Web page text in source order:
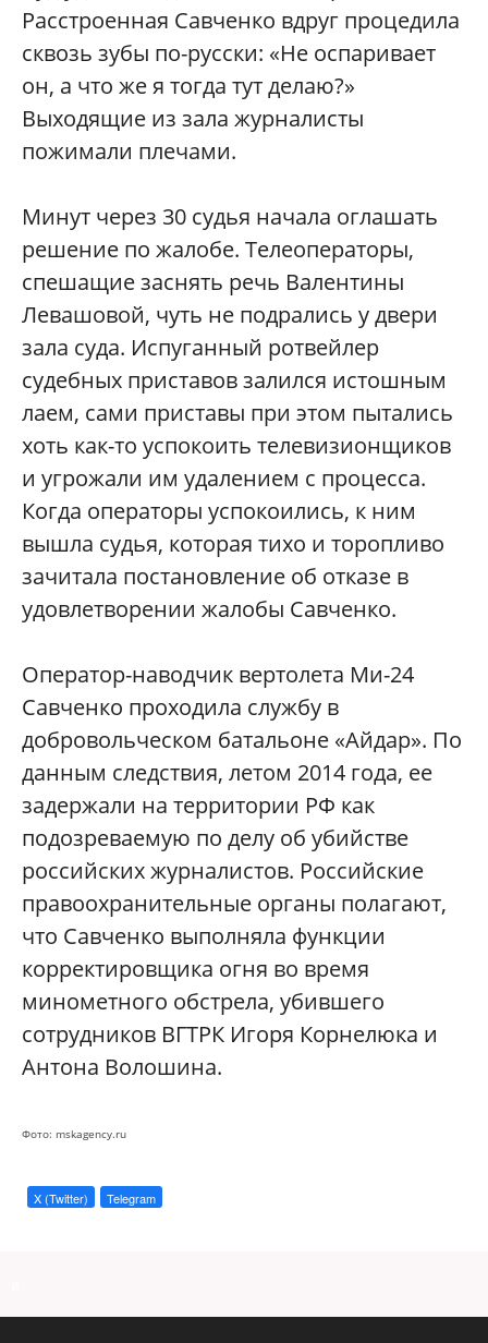
Расстроенная Савченко вдруг процедила
сквозь зубы по-русски: «Не оспаривает
он, а что же я тогда тут делаю?»
Выходящие из зала журналисты
пожимали плечами.
Минут через 30 судья начала оглашать
решение по жалобе. Телеоператоры,
спешащие заснять речь Валентины
Левашовой, чуть не подрались у двери
зала суда. Испуганный ротвейлер
судебных приставов залился истошным
лаем, сами приставы при этом пытались
хоть как-то успокоить телевизионщиков
и угрожали им удалением с процесса.
Когда операторы успокоились, к ним
вышла судья, которая тихо и торопливо
зачитала постановление об отказе в
удовлетворении жалобы Савченко.
Оператор-наводчик вертолета Ми-24
Савченко проходила службу в
добровольческом батальоне «Айдар». По
данным следствия, летом 2014 года, ее
задержали на территории РФ как
подозреваемую по делу об убийстве
российских журналистов. Российские
правоохранительные органы полагают,
что Савченко выполняла функции
корректировщика огня во время
минометного обстрела, убившего
сотрудников ВГТРК Игоря Корнелюка и
Антона Волошина.
Фото: mskagency.ru
X (Twitter) Telegram